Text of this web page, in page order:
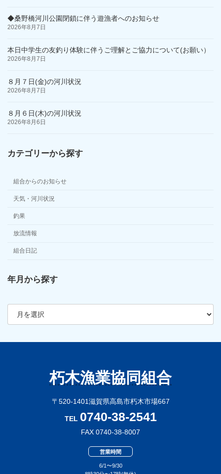
◆桑野橋河川公園閉鎖に伴う遊漁者へのお知らせ
2026年8月7日
本日中学生の友釣り体験に伴うご理解とご協力について(お願い）
2026年8月7日
８月７日(金)の河川状況
2026年8月7日
８月６日(木)の河川状況
2026年8月6日
カテゴリーから探す
組合からのお知らせ
天気・河川状況
釣果
放流情報
組合日記
年月から探す
ア
朽木漁業協同組合
〒520-1401滋賀県高島市朽木市場667
TEL 0740-38-2541
FAX 0740-38-8007
営業時間
6/1〜9/30